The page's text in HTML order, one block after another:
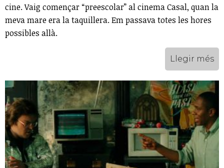
cine. Vaig començar “preescolar” al cinema Casal, quan la
meva mare era la taquillera. Em passava totes les hores
possibles allà.
Llegir més